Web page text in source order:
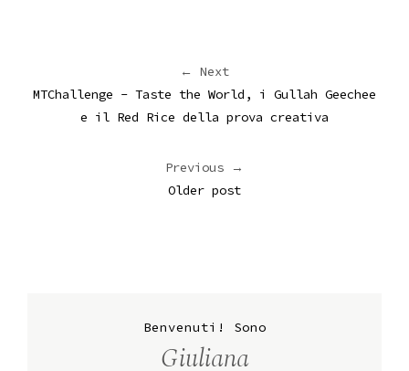
← Next
MTChallenge - Taste the World, i Gullah Geechee
e il Red Rice della prova creativa
Previous →
Older post
Benvenuti! Sono
Giuliana